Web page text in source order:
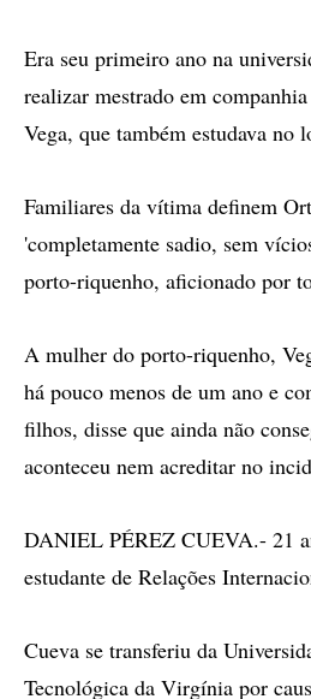
Era seu primeiro ano na
realizar mestrado em
Vega, que também estudava no
Familiares da vítima definem
'completamente sadio, sem
porto-riquenho, aficionado por
A mulher do porto-riquenho,
há pouco menos de um ano e
filhos, disse que ainda não
aconteceu nem acreditar no
DANIEL PÉREZ CUEVA.- 21
estudante de Relações
Cueva se transferiu da
Tecnológica da Virgínia por